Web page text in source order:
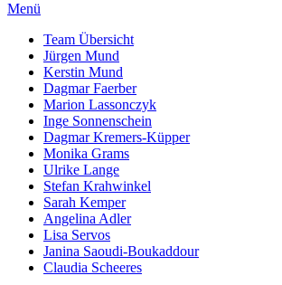
Menü
Team Übersicht
Jürgen Mund
Kerstin Mund
Dagmar Faerber
Marion Lassonczyk
Inge Sonnenschein
Dagmar Kremers-Küpper
Monika Grams
Ulrike Lange
Stefan Krahwinkel
Sarah Kemper
Angelina Adler
Lisa Servos
Janina Saoudi-Boukaddour
Claudia Scheeres